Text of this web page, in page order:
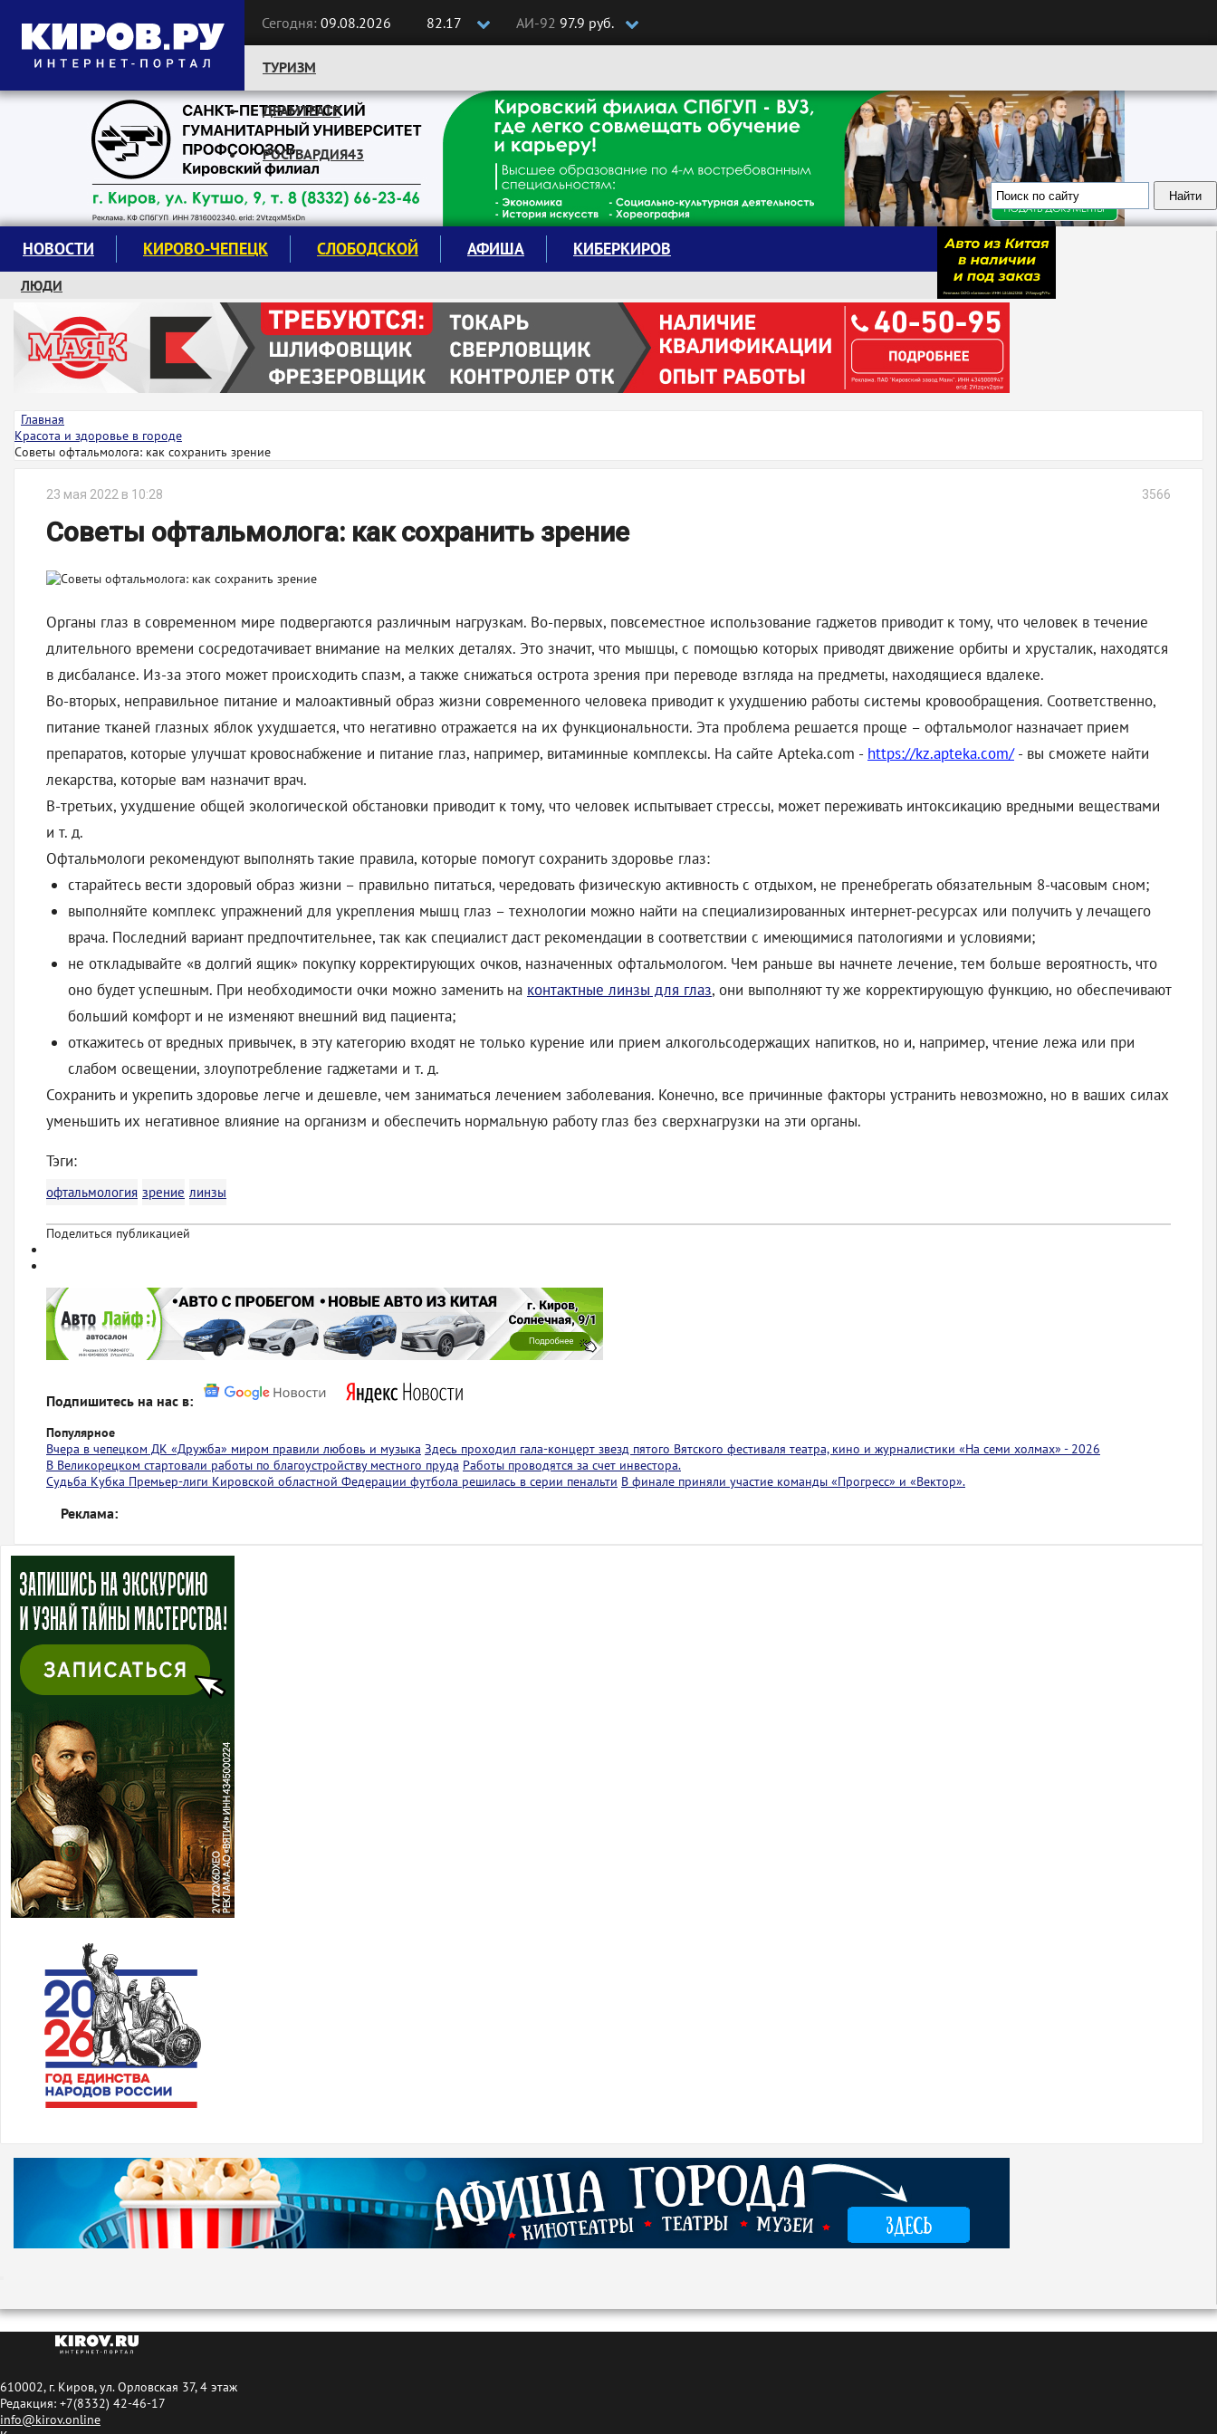
Сегодня: 09.08.2026 82.17 АИ-92 97.9 руб.
Следите за новостями:
ТУРИЗМ
ДРАМТЕАТР
РОСГВАРДИЯ43
НОВОСТИ КИРОВО-ЧЕПЕЦК СЛОБОДСКОЙ АФИША КИБЕРКИРОВ
ЛЮДИ
КРУЖКИ И СЕКЦИИ
ЗАВОДУ "МАЯК" 85 ЛЕТ
ЭКОЛОГИЯ
Главная
Красота и здоровье в городе
Советы офтальмолога: как сохранить зрение
23 мая 2022 в 10:28 3566
Советы офтальмолога: как сохранить зрение
Органы глаз в современном мире подвергаются различным нагрузкам. Во-первых, повсеместное использование гаджетов приводит к тому, что человек в течение
длительного времени сосредотачивает внимание на мелких деталях. Это значит, что мышцы, с помощью которых приводят движение орбиты и хрусталик, находятся
в дисбалансе. Из-за этого может происходить спазм, а также снижаться острота зрения при переводе взгляда на предметы, находящиеся вдалеке.
Во-вторых, неправильное питание и малоактивный образ жизни современного человека приводит к ухудшению работы системы кровообращения. Соответственно,
питание тканей глазных яблок ухудшается, что негативно отражается на их функциональности. Эта проблема решается проще – офтальмолог назначает прием
препаратов, которые улучшат кровоснабжение и питание глаз, например, витаминные комплексы. На сайте Apteka.com - https://kz.apteka.com/- вы сможете найти
лекарства, которые вам назначит врач.
В-третьих, ухудшение общей экологической обстановки приводит к тому, что человек испытывает стрессы, может переживать интоксикацию вредными веществами
и т. д.
Офтальмологи рекомендуют выполнять такие правила, которые помогут сохранить здоровье глаз:
старайтесь вести здоровый образ жизни – правильно питаться, чередовать физическую активность с отдыхом, не пренебрегать обязательным 8-часовым сном;
выполняйте комплекс упражнений для укрепления мышц глаз – технологии можно найти на специализированных интернет-ресурсах или получить у лечащего
врача. Последний вариант предпочтительнее, так как специалист даст рекомендации в соответствии с имеющимися патологиями и условиями;
не откладывайте «в долгий ящик» покупку корректирующих очков, назначенных офтальмологом. Чем раньше вы начнете лечение, тем больше вероятность, что
оно будет успешным. При необходимости очки можно заменить на контактные линзы для глаз, они выполняют ту же корректирующую функцию, но обеспечивают
больший комфорт и не изменяют внешний вид пациента;
откажитесь от вредных привычек, в эту категорию входят не только курение или прием алкогольсодержащих напитков, но и, например, чтение лежа или при
слабом освещении, злоупотребление гаджетами и т. д.
Сохранить и укрепить здоровье легче и дешевле, чем заниматься лечением заболевания. Конечно, все причинные факторы устранить невозможно, но в ваших силах
уменьшить их негативное влияние на организм и обеспечить нормальную работу глаз без сверхнагрузки на эти органы.
Тэги:
офтальмология зрение линзы
Поделиться публикацией
Подпишитесь на нас в:
Популярное
Вчера в чепецком ДК «Дружба» миром правили любовь и музыка Здесь проходил гала-концерт звезд пятого Вятского фестиваля театра, кино и журналистики «На семи холмах» - 2026
В Великорецком стартовали работы по благоустройству местного пруда Работы проводятся за счет инвестора.
Судьба Кубка Премьер-лиги Кировской областной Федерации футбола решилась в серии пенальти В финале приняли участие команды «Прогресс» и «Вектор».
Реклама:
610002, г. Киров, ул. Орловская 37, 4 этаж
Редакция: +7(8332) 42-46-17
info@kirov.online